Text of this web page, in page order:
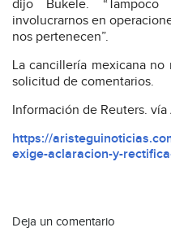
dijo Bukele. “Tampoco
involucrarnos en
nos pertenecen”.
La cancillería mexicana
solicitud de comentarios.
Información de Reuters.
https://
exige-aclaracion-y-
Deja un comentario